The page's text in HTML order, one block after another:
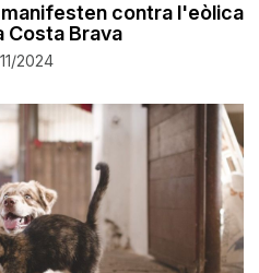
contra l'eòlica
Costa Brava
2024